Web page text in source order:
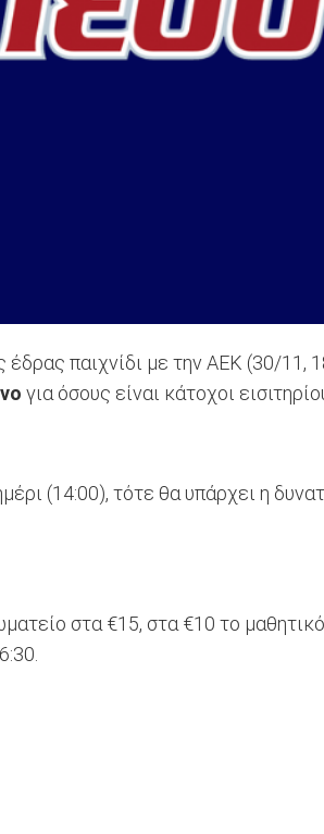
παιχνίδι με την ΑΕΚ (30/11,
για όσους είναι κάτοχοι
(14:00), τότε θα υπάρχει η
στα €15, στα €10 το